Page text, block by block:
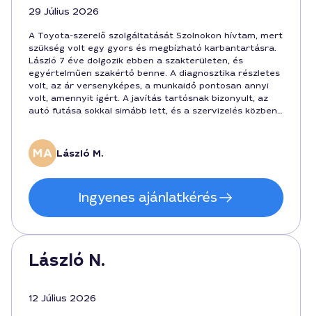
29 Július 2026
A Toyota-szerelő szolgáltatását Szolnokon hívtam, mert
szükség volt egy gyors és megbízható karbantartásra.
László 7 éve dolgozik ebben a szakterületen, és
egyértelműen szakértő benne. A diagnosztika részletes
volt, az ár versenyképes, a munkaidő pontosan annyi
volt, amennyit ígért. A javítás tartósnak bizonyult, az
autó futása sokkal simább lett, és a szervizelés közben
korrekt hozzáállást. Fizetés 120000 forintban történt, a
munka 2,5 órát vett igénybe, teljes átláthatóságban.
László M.
Ingyenes ajánlatkérés
László N.
12 Július 2026